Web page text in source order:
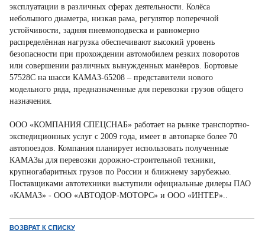
эксплуатации в различных сферах деятельности. Колёса
небольшого диаметра, низкая рама, регулятор поперечной
устойчивости, задняя пневмоподвеска и равномерно
распределённая нагрузка обеспечивают высокий уровень
безопасности при прохождении автомобилем резких поворотов
или совершении различных вынужденных манёвров. Бортовые
57528С на шасси КАМАЗ-65208 – представители нового
модельного ряда, предназначенные для перевозки грузов общего
назначения.
ООО «КОМПАНИЯ СПЕЦСНАБ» работает на рынке транспортно-
экспедиционных услуг с 2009 года, имеет в автопарке более 70
автопоездов. Компания планирует использовать полученные
КАМАЗы для перевозки дорожно-строительной техники,
крупногабаритных грузов по России и ближнему зарубежью.
Поставщиками автотехники выступили официальные дилеры ПАО
«КАМАЗ» - ООО «АВТОДОР-МОТОРС» и ООО «ИНТЕР»..
ВОЗВРАТ К СПИСКУ